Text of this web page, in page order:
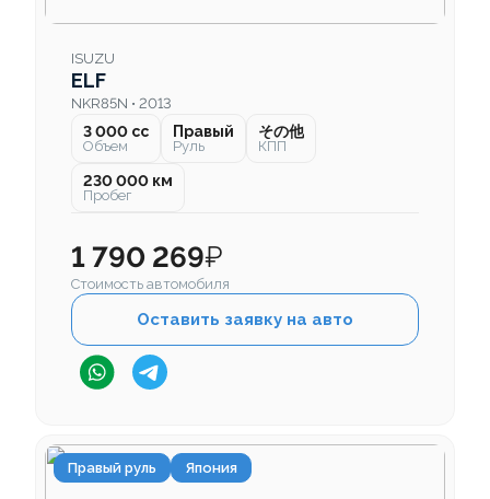
ISUZU
ELF
NKR85N • 2013
3 000 cc
Объем
Правый
Руль
その他
КПП
230 000 км
Пробег
1 790 269₽
Стоимость автомобиля
Оставить заявку на авто
Правый руль Япония